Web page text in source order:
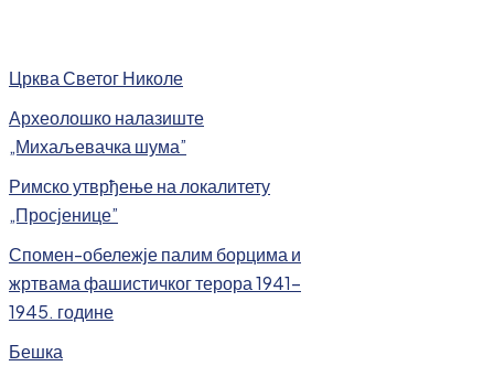
Црква Светог Николе
Археолошко налазиште
„Михаљевачка шума”
Римско утврђење на локалитету
„Просјенице”
Спомен-обележје палим борцима и
жртвама фашистичког терора 1941-
1945. године
Бешка